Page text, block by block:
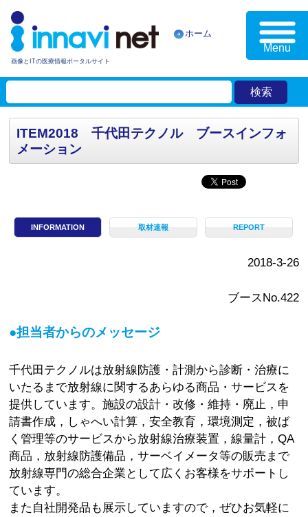
画像とITの医療情報ポータルサイト
ホーム
Menu
ITEM2018 千代田テクノル ブースインフォ
メーション
INFORMATION 取材速報 REPORT
2018-3-26
ブースNo.422
●担当者からのメッセージ
千代田テクノルは放射線防護・計測から診断・治療に
いたるまで放射線に関するあらゆる商品・サービスを
提供しています。施設の設計・改修・維持・廃止，申
請書作成，しゃへい計算，安全教育，環境測定，被ば
く管理等のサービスから放射線治療装置，線量計，QA
商品，放射線防護備品，サーベイメータ等の販売まで
放射線専門の総合企業として広くお客様をサポートし
ています。
また自社開発品も展示していますので，ぜひお気軽に